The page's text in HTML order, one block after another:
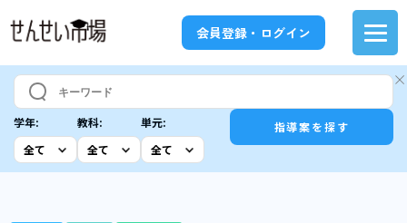
会員登録・ログイン
学年: 教科: 単元: 指導案を探す